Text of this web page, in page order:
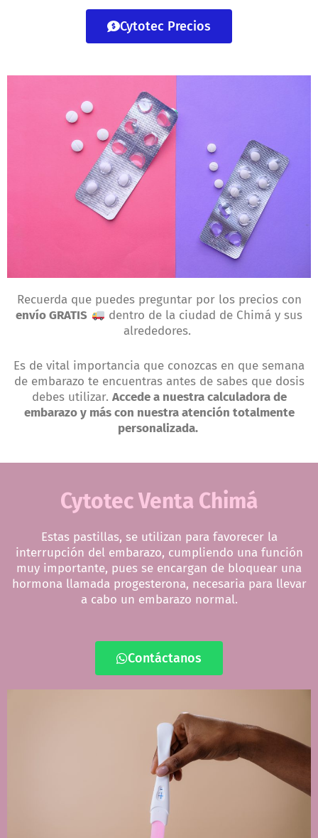
Cytotec Precios
Recuerda que puedes preguntar por los precios con
envío GRATIS
dentro de la ciudad de Chimá y sus
alrededores.
Es de vital importancia que conozcas en que semana
de embarazo te encuentras antes de sabes que dosis
debes utilizar. Accede a nuestra calculadora de
embarazo y más con nuestra atención totalmente
personalizada.
Cytotec Venta Chimá
Estas pastillas, se utilizan para favorecer la
interrupción del embarazo, cumpliendo una función
muy importante, pues se encargan de bloquear una
hormona llamada progesterona, necesaria para llevar
a cabo un embarazo normal.
Contáctanos